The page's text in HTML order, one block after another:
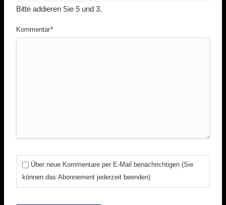
Bitte addieren Sie 5 und 3.
Pflichtfeld
Kommentar*
Über neue Kommentare per E-Mail benachrichtigen (Sie
können das Abonnement jederzeit beenden)